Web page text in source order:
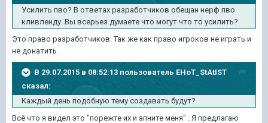
Усилить пво? В ответах разработчиков обещан нерф пво
кливленду. Вы всерьез думаете что могут что то усилить?
Это право разработчиков. Так же как право игроков не играть и
не донатить.
В 29.07.2015 в 08:52:13 пользователь EHoT_StAtIST
сказал:
Каждый день подобную тему создавать будут?
Всё что я видел это "порежте их и апните меня" . Я предлагаю